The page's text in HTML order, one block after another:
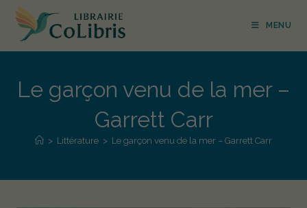
MENU
Le garçon venu de la mer –
Garrett Carr
> Littérature > Le garçon venu de la mer – Garrett Carr